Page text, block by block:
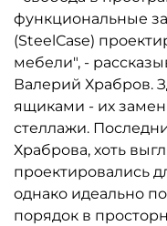
функциональные
(SteelСase)
мебели", -
Валерий Храбров.
ящиками - их
стеллажи.
Храброва, хоть
проектировались
однако идеально
порядок в